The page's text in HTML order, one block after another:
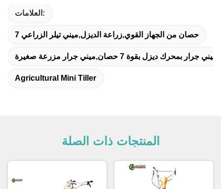
العلامات:
7 حصان من الجهاز القوي,زراعة الديزل,ميني تيلر الزراعي
ديزل بقوة 7 حصان,ميني جرار مزرعة صغيرة
Agricultural Mini Tiller
المنتجات ذات الصلة